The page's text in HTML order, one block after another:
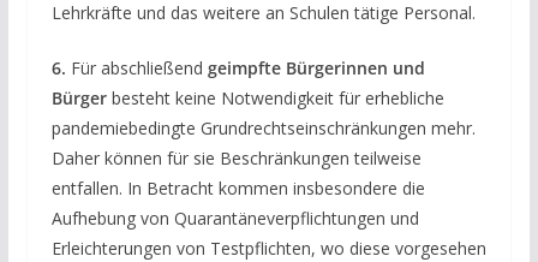
Lehrkräfte und das weitere an Schulen tätige Personal.
6. Für abschließend geimpfte Bürgerinnen und
Bürgerbesteht keine Notwendigkeit für erhebliche
pandemiebedingte Grundrechtseinschränkungen mehr.
Daher können für sie Beschränkungen teilweise
entfallen. In Betracht kommen insbesondere die
Aufhebung von Quarantäneverpflichtungen und
Erleichterungen von Testpflichten, wo diese vorgesehen